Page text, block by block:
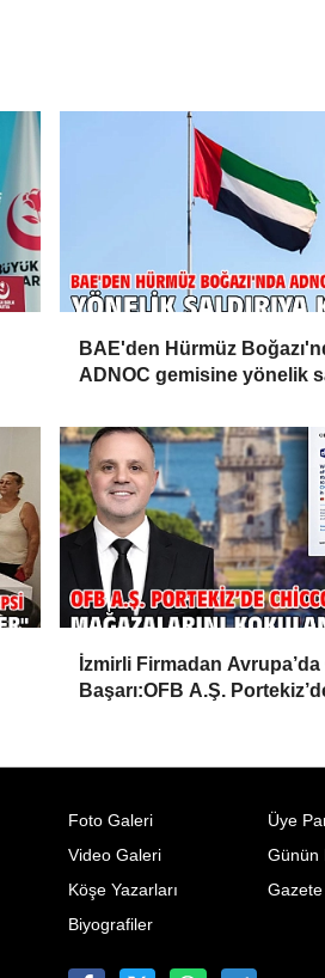
BAE'den Hürmüz
ADNOC gemisine yönelik
İzmirli Firmadan
Başarı:OFB A.Ş.
Foto Galeri
Video Galeri
Köşe Yazarları
Biyografiler
Üye
Günün
Gazete